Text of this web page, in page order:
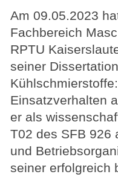
Am 09.05.2023
Fachbereich
RPTU
seiner
Einsatzverhalten
er als
T02 des SFB 926
und
seiner erfolgreich